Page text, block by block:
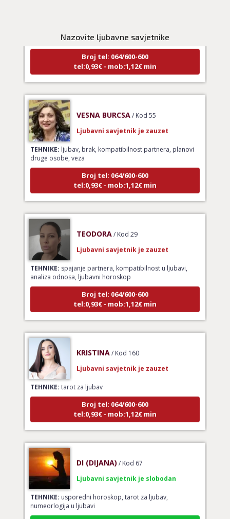
Nazovite ljubavne savjetnike
Broj tel: 064/600-600
tel:0,93€ - mob:1,12€ min
TEHNIKE:ljubav, brak, kompatibilnost partnera, planovi
druge osobe, veza
Broj tel: 064/600-600
tel:0,93€ - mob:1,12€ min
TEHNIKE:spajanje partnera, kompatibilnost u ljubavi,
analiza odnosa, ljubavni horoskop
Broj tel: 064/600-600
tel:0,93€ - mob:1,12€ min
TEHNIKE:tarot za ljubav
Broj tel: 064/600-600
tel:0,93€ - mob:1,12€ min
Ljubavni savjetnik je slobodan
TEHNIKE:usporedni horoskop, tarot za ljubav,
numeorlogija u ljubavi
Broj tel: 064/600-600